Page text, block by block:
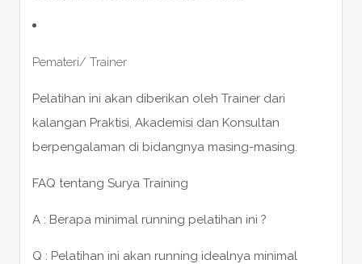
Pemateri/ Trainer
Pelatihan ini akan diberikan oleh Trainer dari
kalangan Praktisi, Akademisi dan Konsultan
berpengalaman di bidangnya masing-masing.
FAQ tentang Surya Training
A : Berapa minimal running pelatihan ini ?
Q : Pelatihan ini akan running idealnya minimal